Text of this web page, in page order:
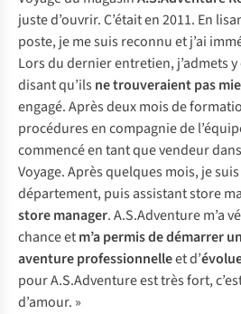
juste d’ouvrir. C’était en 2011. En
poste, je me suis reconnu et j’ai
Lors du dernier entretien, j’admets
disant qu’ils ne trouveraient pas
engagé. Après deux mois de
procédures en compagnie de
commencé en tant que vendeur
Voyage. Après quelques mois, je
département, puis assistant store
store manager. A.S.Adventure m’a
chance etm’a permis de démarrer
aventure professionnelleet d’
pour A.S.Adventure est très fort,
d’amour. »